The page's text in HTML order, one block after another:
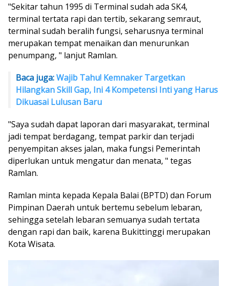
"Sekitar tahun 1995 di Terminal sudah ada SK4,
terminal tertata rapi dan tertib, sekarang semraut,
terminal sudah beralih fungsi, seharusnya terminal
merupakan tempat menaikan dan menurunkan
penumpang, " lanjut Ramlan.
Baca juga:Wajib Tahu! Kemnaker Targetkan
Hilangkan Skill Gap, Ini 4 Kompetensi Inti yang Harus
Dikuasai Lulusan Baru
"Saya sudah dapat laporan dari masyarakat, terminal
jadi tempat berdagang, tempat parkir dan terjadi
penyempitan akses jalan, maka fungsi Pemerintah
diperlukan untuk mengatur dan menata, " tegas
Ramlan.
Ramlan minta kepada Kepala Balai (BPTD) dan Forum
Pimpinan Daerah untuk bertemu sebelum lebaran,
sehingga setelah lebaran semuanya sudah tertata
dengan rapi dan baik, karena Bukittinggi merupakan
Kota Wisata.